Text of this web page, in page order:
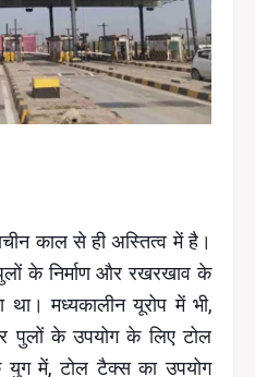
काल से ही अस्तित्व में है।
के निर्माण और रखरखाव के
मध्यकालीन यूरोप में भी,
पुलों के उपयोग के लिए टोल
में, टोल टैक्स का उपयोग